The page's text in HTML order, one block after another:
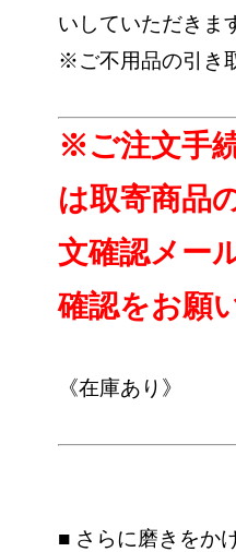
いしていただきま
※ご不用品の引き
※ご注文手
は取寄商品
文確認メー
確認をお願
《在庫あり》
■ さらに磨きをか